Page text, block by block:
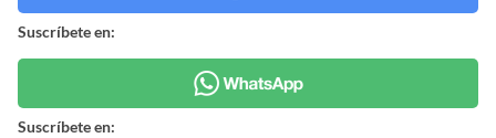
Suscríbete en:
Suscríbete en: